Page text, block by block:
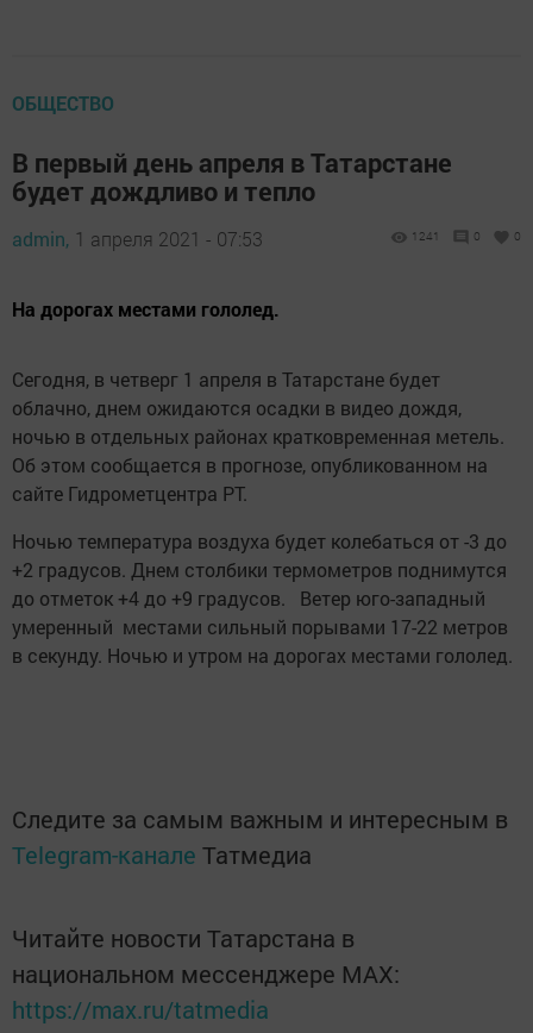
ОБЩЕСТВО
В первый день апреля в Татарстане
будет дождливо и тепло
admin, 1 апреля 2021 - 07:53 1241 0 0
На дорогах местами гололед.
Сегодня, в четверг 1 апреля в Татарстане будет
облачно, днем ожидаются осадки в видео дождя,
ночью в отдельных районах кратковременная метель.
Об этом сообщается в прогнозе, опубликованном на
сайте Гидрометцентра РТ.
Ночью температура воздуха будет колебаться от -3 до
+2 градусов. Днем столбики термометров поднимутся
до отметок +4 до +9 градусов. Ветер юго-западный
умеренный местами сильный порывами 17-22 метров
в секунду. Ночью и утром на дорогах местами гололед.
Следите за самым важным и интересным в
Telegram-канале Татмедиа
Читайте новости Татарстана в
национальном мессенджере MАХ:
https://max.ru/tatmedia